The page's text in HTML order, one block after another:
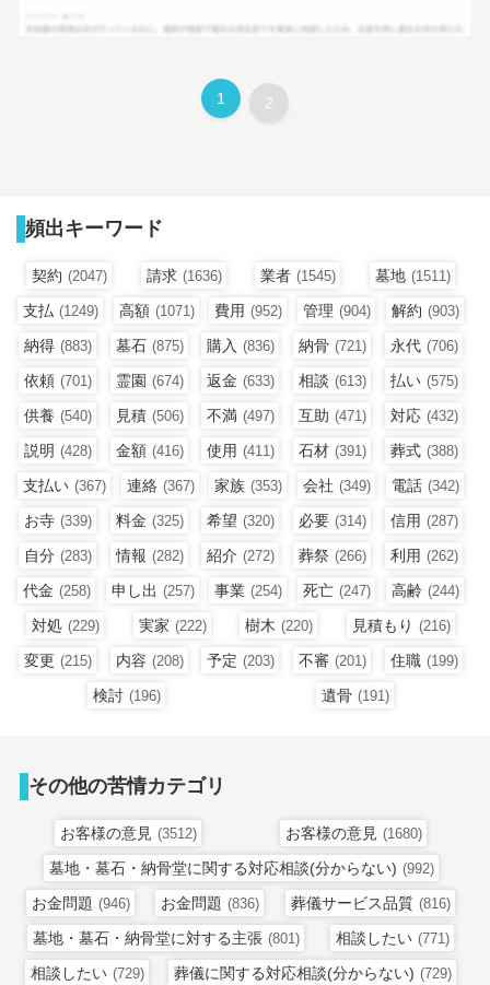
1 2
頻出キーワード
契約 (2047) 請求 (1636) 業者 (1545) 墓地 (1511)
支払 (1249) 高額 (1071) 費用 (952) 管理 (904) 解約 (903)
納得 (883) 墓石 (875) 購入 (836) 納骨 (721) 永代 (706)
依頼 (701) 霊園 (674) 返金 (633) 相談 (613) 払い (575)
供養 (540) 見積 (506) 不満 (497) 互助 (471) 対応 (432)
説明 (428) 金額 (416) 使用 (411) 石材 (391) 葬式 (388)
支払い (367) 連絡 (367) 家族 (353) 会社 (349) 電話 (342)
お寺 (339) 料金 (325) 希望 (320) 必要 (314) 信用 (287)
自分 (283) 情報 (282) 紹介 (272) 葬祭 (266) 利用 (262)
代金 (258) 申し出 (257) 事業 (254) 死亡 (247) 高齢 (244)
対処 (229) 実家 (222) 樹木 (220) 見積もり (216)
変更 (215) 内容 (208) 予定 (203) 不審 (201) 住職 (199)
検討 (196) 遺骨 (191)
その他の苦情カテゴリ
お客様の意見 (3512) お客様の意見 (1680)
墓地・墓石・納骨堂に関する対応相談(分からない) (992)
お金問題 (946) お金問題 (836) 葬儀サービス品質 (816)
墓地・墓石・納骨堂に対する主張 (801) 相談したい (771)
相談したい (729) 葬儀に関する対応相談(分からない) (729)